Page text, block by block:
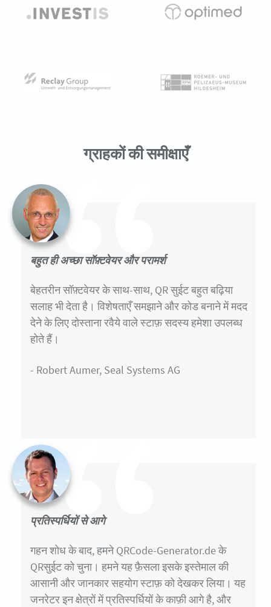
ग्राहकों की समीक्षाएँ
बहुत ही अच्छा सॉफ़्टवेयर और परामर्श
बेहतरीन सॉफ़्टवेयर के साथ-साथ, QR सुईट बहुत बढ़िया
सलाह भी देता है। विशेषताएँ समझाने और कोड बनाने में मदद
देने के लिए दोस्ताना रवैये वाले स्टाफ़ सदस्य हमेशा उपलब्ध
होते हैं।
- Robert Aumer, Seal Systems AG
प्रतिस्पर्धियों से आगे
गहन शोध के बाद, हमने QRCode-Generator.de के
QRसुईट को चुना। हमने यह फ़ैसला इसके इस्तेमाल की
आसानी और जानकार सहयोग स्टाफ़ को देखकर लिया। यह
जनरेटर इन क्षेत्रों में प्रतिस्पर्धियों के काफ़ी आगे है, और